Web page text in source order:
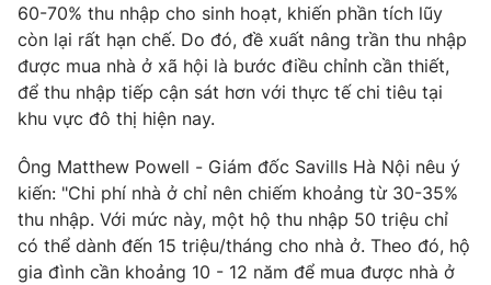
60-70% thu nhập cho sinh hoạt, khiến phần tích lũy
còn lại rất hạn chế. Do đó, đề xuất nâng trần thu nhập
được mua nhà ở xã hội là bước điều chỉnh cần thiết,
để thu nhập tiếp cận sát hơn với thực tế chi tiêu tại
khu vực đô thị hiện nay.
Ông Matthew Powell - Giám đốc Savills Hà Nội nêu ý
kiến: "Chi phí nhà ở chỉ nên chiếm khoảng từ 30-35%
thu nhập. Với mức này, một hộ thu nhập 50 triệu chỉ
có thể dành đến 15 triệu/tháng cho nhà ở. Theo đó, hộ
gia đình cần khoảng 10 - 12 năm để mua được nhà ở